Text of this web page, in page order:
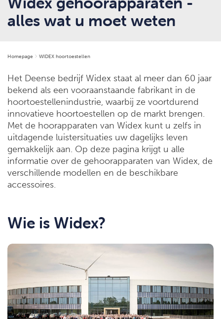
alles wat u moet weten
Homepage WIDEX hoortoestellen
Het Deense bedrijf Widex staat al meer dan 60 jaar
bekend als een vooraanstaande fabrikant in de
hoortoestellenindustrie, waarbij ze voortdurend
innovatieve hoortoestellen op de markt brengen.
Met de hoorapparaten van Widex kunt u zelfs in
uitdagende luistersituaties uw dagelijks leven
gemakkelijk aan. Op deze pagina krijgt u alle
informatie over de gehoorapparaten van Widex, de
verschillende modellen en de beschikbare
accessoires.
Wie is Widex?